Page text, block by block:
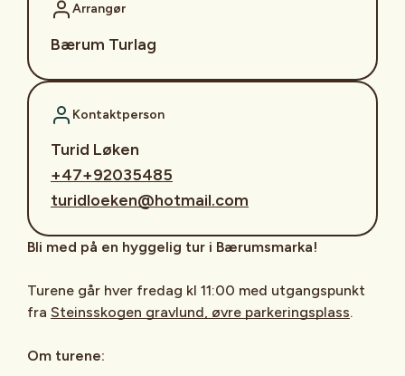
Arrangør
Bærum Turlag
Kontaktperson
Turid Løken
+47+92035485
turidloeken@hotmail.com
Bli med på en hyggelig tur i Bærumsmarka!
Turene går hver fredag kl 11:00 med utgangspunkt
fra Steinsskogen gravlund, øvre parkeringsplass.
Om turene: